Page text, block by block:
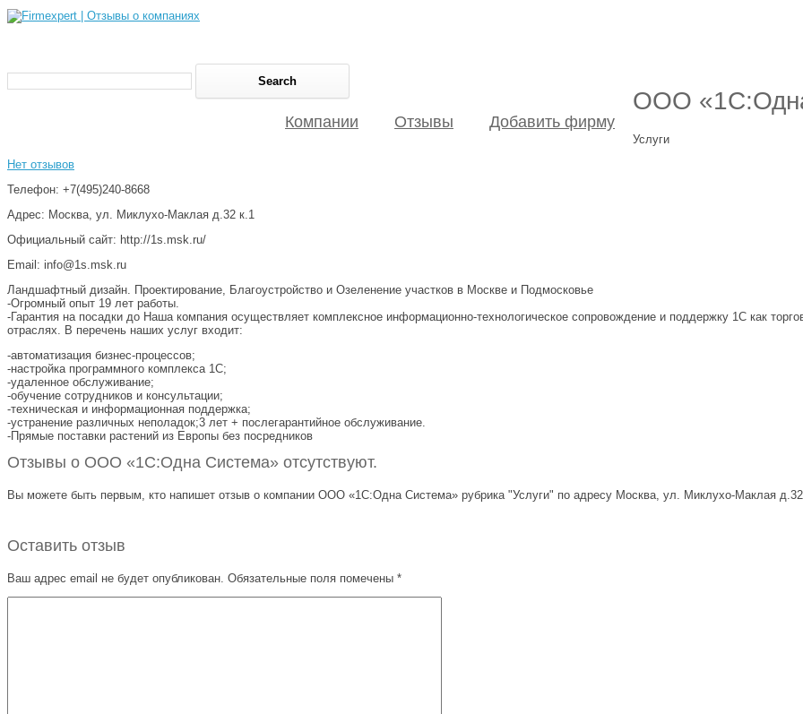
Компании Отзывы Добавить фирму
ООО
Услуги
Нет отзывов
Телефон: +7(495)240-8668
Адрес: Москва, ул. Миклухо-Маклая д.32 к.1
Официальный сайт: http://1s.msk.ru/
Email: info@1s.msk.ru
Ландшафтный дизайн. Проектирование, Благоустройство и Озеленение участков в Москве и Подмосковье
-Огромный опыт 19 лет работы.
-Гарантия на посадки до Наша компания осуществляет комплексное информационно-технологическое сопровождение и поддержку 1С как
отраслях. В перечень наших услуг входит:
-автоматизация бизнес-процессов;
-настройка программного комплекса 1С;
-удаленное обслуживание;
-обучение сотрудников и консультации;
-техническая и информационная поддержка;
-устранение различных неполадок;3 лет + послегарантийное обслуживание.
-Прямые поставки растений из Европы без посредников
Отзывы о ООО «1С:Одна Система» отсутствуют.
Вы можете быть первым, кто напишет отзыв о компании ООО «1С:Одна Система» рубрика "Услуги" по адресу Москва, ул. Миклухо-Маклая
Оставить отзыв
Ваш адрес email не будет опубликован. Обязательные поля помечены *